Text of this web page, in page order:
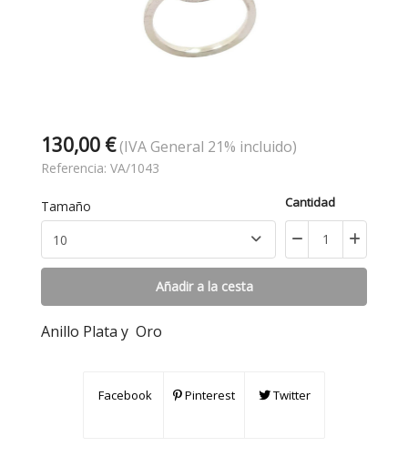
130,00 €(IVA General 21% incluido)
Referencia: VA/1043
Tamaño Cantidad
Añadir a la cesta
Anillo Plata y Oro
Facebook Pinterest Twitter